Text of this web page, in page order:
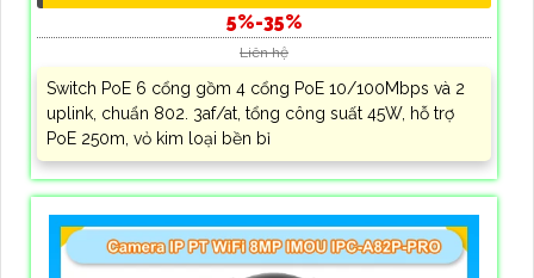
5%-35%
Liên hệ
Switch PoE 6 cổng gồm 4 cổng PoE 10/100Mbps và 2
uplink, chuẩn 802. 3af/at, tổng công suất 45W, hỗ trợ
PoE 250m, vỏ kim loại bền bỉ